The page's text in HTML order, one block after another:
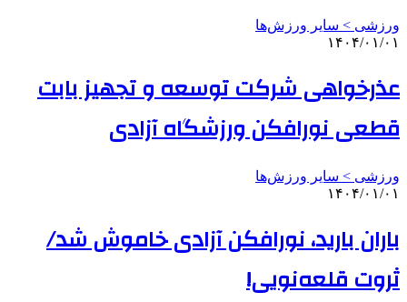
ورزشی > سایر ورزش‌ها
۱۴۰۴/۰۱/۰۱
عذرخواهی شرکت توسعه و تجهیز بابت
قطعی نورافکن ورزشگاه آزادی
ورزشی > سایر ورزش‌ها
۱۴۰۴/۰۱/۰۱
باران بارید، نورافکن آزادی خاموش شد/
ثروت قلعه‌نویی!